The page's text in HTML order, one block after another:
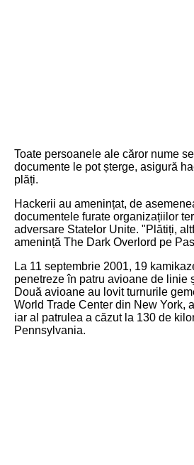
Toate persoanele ale căror nume
documente le pot șterge, asigură
plăți.
Hackerii au amenințat, de
documentele furate organizațiilor
adversare Statelor Unite. "Plătiți,
amenință The Dark Overlord pe
La 11 septembrie 2001, 19
penetreze în patru avioane de linie
Două avioane au lovit turnurile
World Trade Center din New York,
iar al patrulea a căzut la 130 de
Pennsylvania.